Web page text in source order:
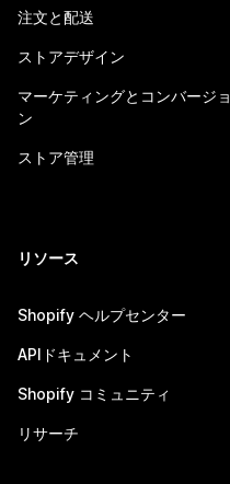
注文と配送
ストアデザイン
マーケティングとコンバージョ
ン
ストア管理
リソース
Shopify ヘルプセンター
APIドキュメント
Shopify コミュニティ
リサーチ